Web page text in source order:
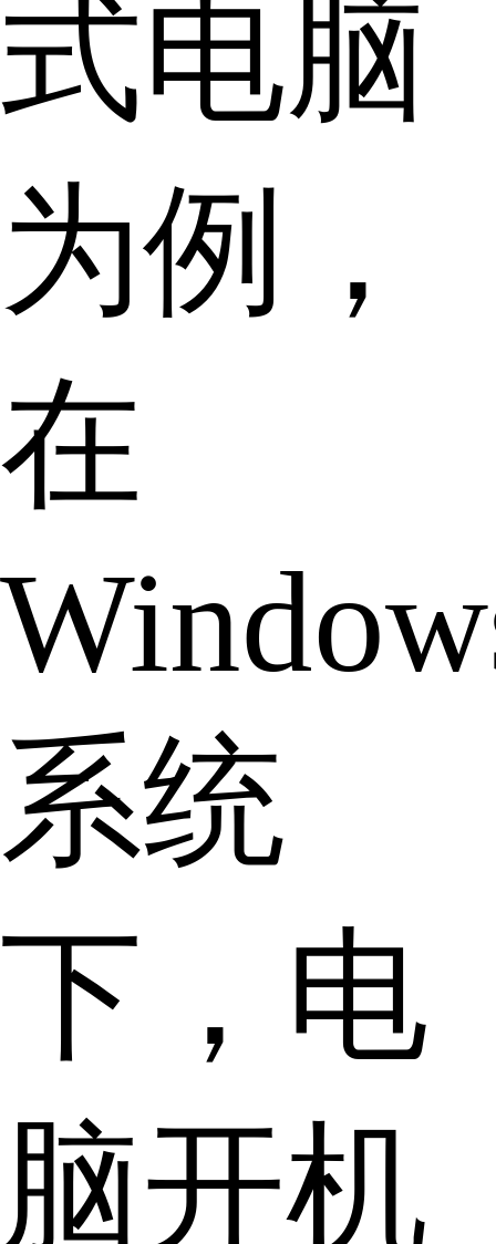
式电脑
为例，
在
系统
下，电
脑开机